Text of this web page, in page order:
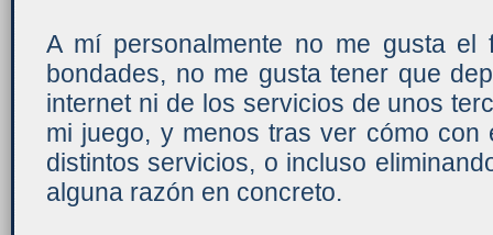
A mí personalmente no me gusta el
bondades, no me gusta tener que
internet ni de los servicios de unos
mi juego, y menos tras ver cómo con
distintos servicios, o incluso
alguna razón en concreto.